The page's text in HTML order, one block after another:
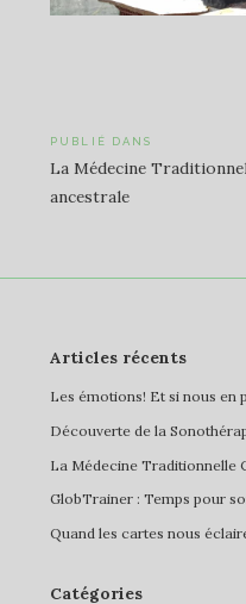
Navigation
de
PUBLIÉ DANS
La Médecine
ancestrale
Articles récents
Les émotions! Et si nous en
Découverte de la
La Médecine Traditionnelle
GlobTrainer : Temps pour
Quand les cartes nous
Catégories